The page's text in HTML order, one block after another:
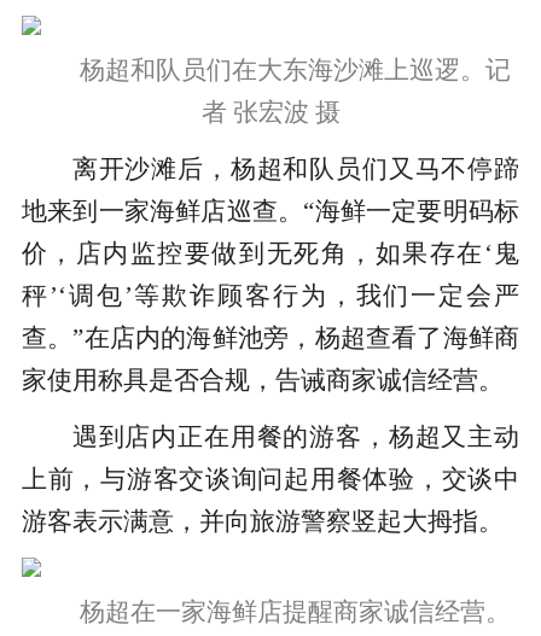
杨超和队员们在大东海沙滩上巡逻。记
者 张宏波 摄
离开沙滩后，杨超和队员们又马不停蹄
地来到一家海鲜店巡查。“海鲜一定要明码标
价，店内监控要做到无死角，如果存在‘鬼
秤’‘调包’等欺诈顾客行为，我们一定会严
查。”在店内的海鲜池旁，杨超查看了海鲜商
家使用称具是否合规，告诫商家诚信经营。
遇到店内正在用餐的游客，杨超又主动
上前，与游客交谈询问起用餐体验，交谈中
游客表示满意，并向旅游警察竖起大拇指。
杨超在一家海鲜店提醒商家诚信经营。